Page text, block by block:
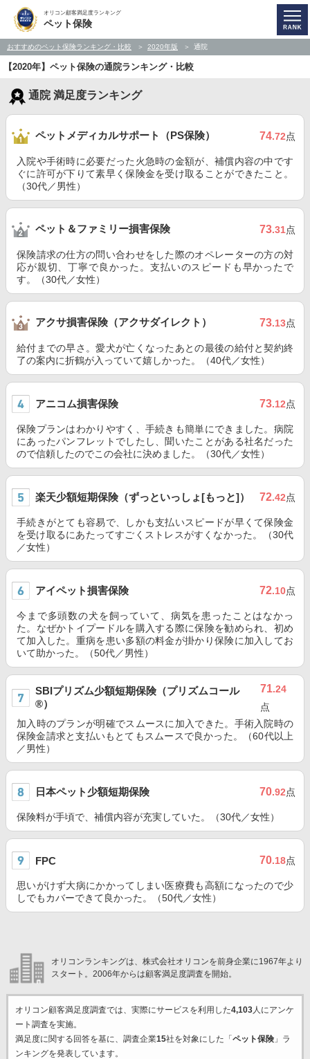
オリコン顧客満足度ランキング
ペット保険
おすすめのペット保険ランキング・比較 2020年版 通院
【2020年】ペット保険の通院ランキング・比較
通院 満足度ランキング
ペットメディカルサポート（PS保険） 74.72点
入院や手術時に必要だった火急時の金額が、補償内容の中です
ぐに許可が下りて素早く保険金を受け取ることができたこと。
（30代／男性）
ペット＆ファミリー損害保険 73.31点
保険請求の仕方の問い合わせをした際のオペレーターの方の対
応が親切、丁寧で良かった。支払いのスピードも早かったで
す。（30代／女性）
アクサ損害保険（アクサダイレクト） 73.13点
給付までの早さ。愛犬が亡くなったあとの最後の給付と契約終
了の案内に折鶴が入っていて嬉しかった。（40代／女性）
アニコム損害保険 73.12点
保険プランはわかりやすく、手続きも簡単にできました。病院
にあったパンフレットでしたし、聞いたことがある社名だった
ので信頼したのでこの会社に決めました。（30代／女性）
楽天少額短期保険（ずっといっしょ[もっと]） 72.42点
手続きがとても容易で、しかも支払いスピードが早くて保険金
を受け取るにあたってすごくストレスがすくなかった。（30代
／女性）
アイペット損害保険 72.10点
今まで多頭数の犬を飼っていて、病気を患ったことはなかっ
た。なぜかトイプードルを購入する際に保険を勧められ、初め
て加入した。重病を患い多額の料金が掛かり保険に加入してお
いて助かった。（50代／男性）
SBIプリズム少額短期保険（プリズムコール
®）
71.24
点
加入時のプランが明確でスムースに加入できた。手術入院時の
保険金請求と支払いもとてもスムースで良かった。（60代以上
／男性）
日本ペット少額短期保険 70.92点
保険料が手頃で、補償内容が充実していた。（30代／女性）
FPC 70.18点
思いがけず大病にかかってしまい医療費も高額になったので少
しでもカバーできて良かった。（50代／女性）
オリコンランキングは、株式会社オリコンを前身企業に1967年より
スタート。2006年からは顧客満足度調査を開始。
オリコン顧客満足度調査では、実際にサービスを利用した4,103人にアンケ
ート調査を実施。
満足度に関する回答を基に、調査企業15社を対象にした「 ペット保険」ラ
ンキングを発表しています。